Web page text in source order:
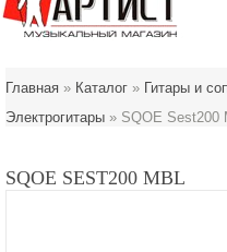
Главная » Каталог » Гитары и
Электрогитары » SQOE Sest200
SQOE SEST200 MBL